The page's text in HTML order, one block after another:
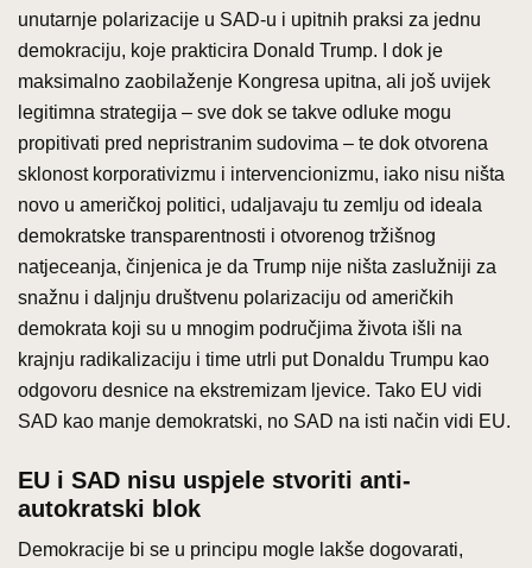
unutarnje polarizacije u SAD-u i upitnih praksi za jednu
demokraciju, koje prakticira Donald Trump. I dok je
maksimalno zaobilaženje Kongresa upitna, ali još uvijek
legitimna strategija – sve dok se takve odluke mogu
propitivati pred nepristranim sudovima – te dok otvorena
sklonost korporativizmu i intervencionizmu, iako nisu ništa
novo u američkoj politici, udaljavaju tu zemlju od ideala
demokratske transparentnosti i otvorenog tržišnog
natjeceanja, činjenica je da Trump nije ništa zaslužniji za
snažnu i daljnju društvenu polarizaciju od američkih
demokrata koji su u mnogim područjima života išli na
krajnju radikalizaciju i time utrli put Donaldu Trumpu kao
odgovoru desnice na ekstremizam ljevice. Tako EU vidi
SAD kao manje demokratski, no SAD na isti način vidi EU.
EU i SAD nisu uspjele stvoriti anti-
autokratski blok
Demokracije bi se u principu mogle lakše dogovarati,